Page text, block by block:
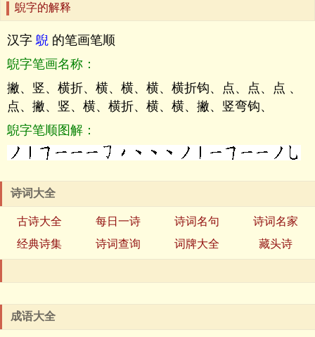
鶃字的解释
汉字 鶃 的笔画笔顺
鶃字笔画名称：
撇、竖、横折、横、横、横、横折钩、点、点、点 、
点、撇、竖、横、横折、横、横、撇、竖弯钩、
鶃字笔顺图解：
诗词大全
古诗大全 每日一诗 诗词名句
诗词名家
经典诗集
诗词查询 词牌大全 藏头诗
成语大全